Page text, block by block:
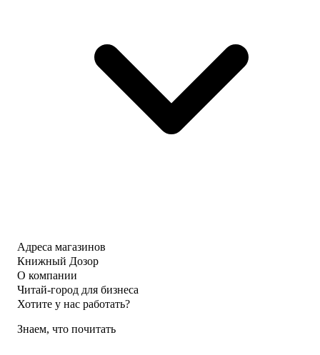
Адреса магазинов
Книжный Дозор
О компании
Читай-город для бизнеса
Хотите у нас работать?
Знаем, что почитать